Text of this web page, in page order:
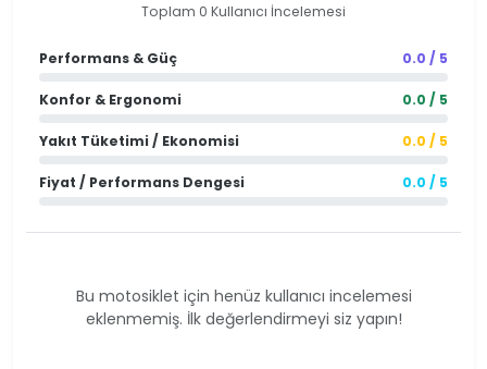
Toplam 0 Kullanıcı İncelemesi
Performans & Güç 0.0 / 5
Konfor & Ergonomi 0.0 / 5
Yakıt Tüketimi / Ekonomisi 0.0 / 5
Fiyat / Performans Dengesi 0.0 / 5
Bu motosiklet için henüz kullanıcı incelemesi
eklenmemiş. İlk değerlendirmeyi siz yapın!